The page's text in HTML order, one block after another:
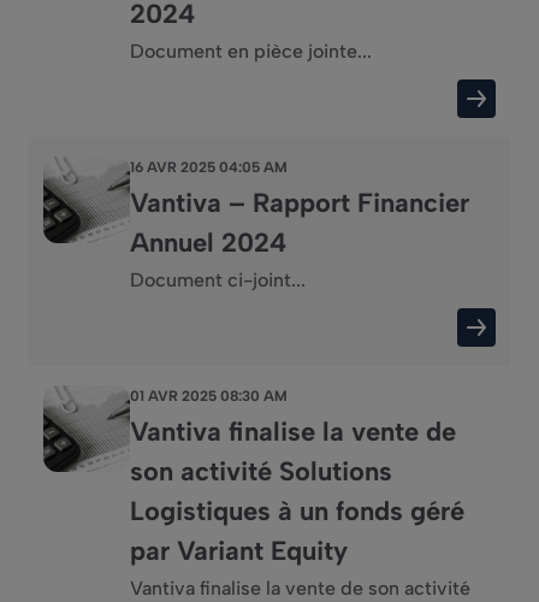
2024
Document en pièce jointe...
16 AVR 2025 04:05 AM
Vantiva – Rapport Financier
Annuel 2024
Document ci-joint...
01 AVR 2025 08:30 AM
Vantiva finalise la vente de
son activité Solutions
Logistiques à un fonds géré
par Variant Equity
Vantiva finalise la vente de son activité